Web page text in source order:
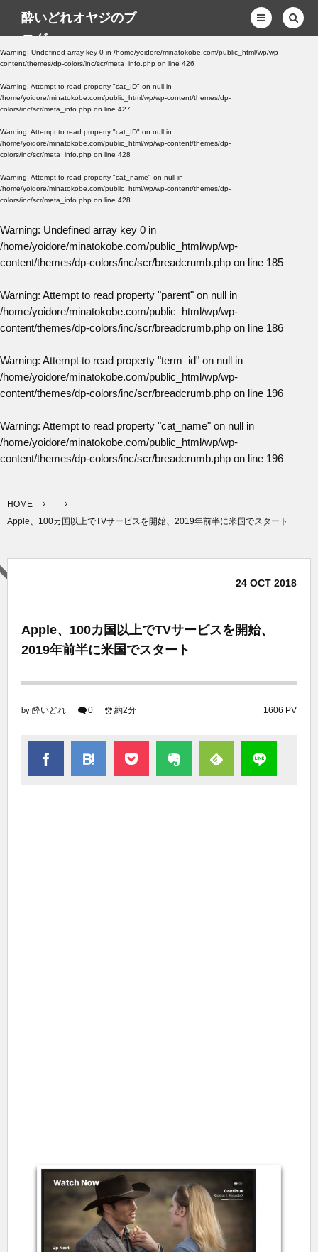
酔いどれオヤジのブ
ログwp
Warning: Undefined array key 0 in /home/yoidore/minatokobe.com/public_html/wp/wp-
content/themes/dp-colors/inc/scr/meta_info.php on line 426
Warning: Attempt to read property "cat_ID" on null in
/home/yoidore/minatokobe.com/public_html/wp/wp-content/themes/dp-
colors/inc/scr/meta_info.php on line 427
Warning: Attempt to read property "cat_ID" on null in
/home/yoidore/minatokobe.com/public_html/wp/wp-content/themes/dp-
colors/inc/scr/meta_info.php on line 428
Warning: Attempt to read property "cat_name" on null in
/home/yoidore/minatokobe.com/public_html/wp/wp-content/themes/dp-
colors/inc/scr/meta_info.php on line 428
Warning: Undefined array key 0 in
/home/yoidore/minatokobe.com/public_html/wp/wp-
content/themes/dp-colors/inc/scr/breadcrumb.php on line 185
Warning: Attempt to read property "parent" on null in
/home/yoidore/minatokobe.com/public_html/wp/wp-
content/themes/dp-colors/inc/scr/breadcrumb.php on line 186
Warning: Attempt to read property "term_id" on null in
/home/yoidore/minatokobe.com/public_html/wp/wp-
content/themes/dp-colors/inc/scr/breadcrumb.php on line 196
Warning: Attempt to read property "cat_name" on null in
/home/yoidore/minatokobe.com/public_html/wp/wp-
content/themes/dp-colors/inc/scr/breadcrumb.php on line 196
HOME
Apple、100カ国以上でTVサービスを開始、2019年前半に米国でスタート
24 OCT 2018
Apple、100カ国以上でTVサービスを開始、
2019年前半に米国でスタート
by 酔いどれ 0 1606 PV
約2分